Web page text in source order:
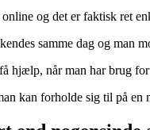
og det er faktisk ret
samme dag og man
hjælp, når man har brug
kan forholde sig til på en